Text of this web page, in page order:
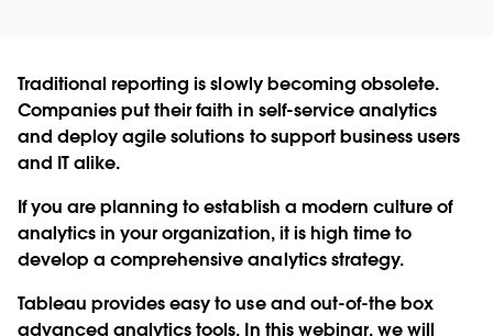
Traditional reporting is slowly becoming obsolete.
Companies put their faith in self-service analytics
and deploy agile solutions to support business users
and IT alike.
If you are planning to establish a modern culture of
analytics in your organization, it is high time to
develop a comprehensive analytics strategy.
Tableau provides easy to use and out-of-the box
advanced analytics tools. In this webinar, we will